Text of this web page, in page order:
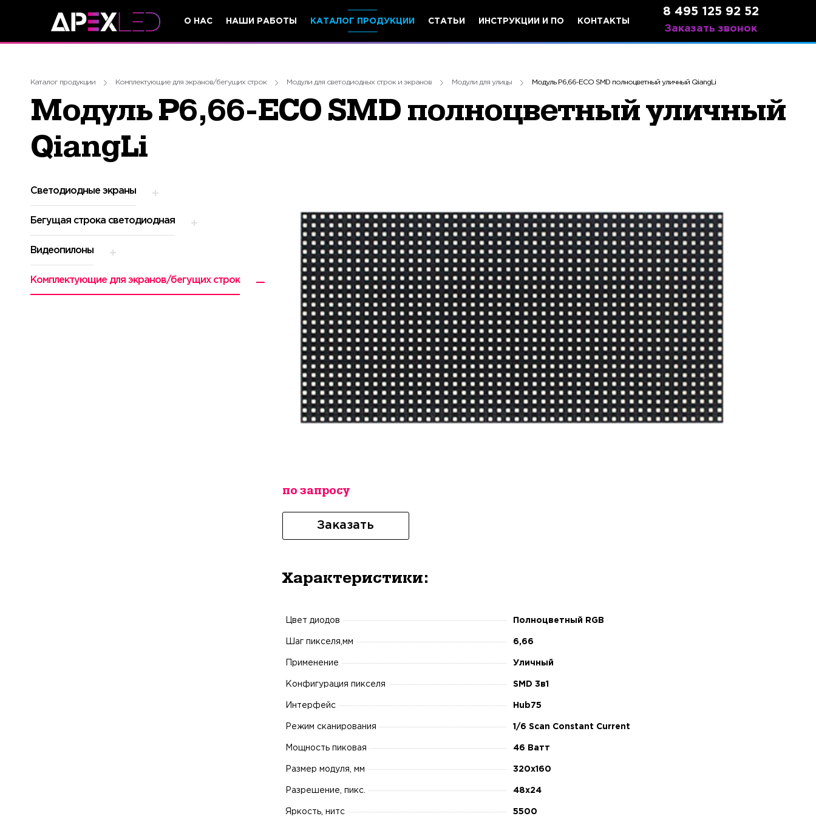
О НАС НАШИ РАБОТЫ КАТАЛОГ ПРОДУКЦИИ СТАТЬИ ИНСТРУКЦИИ И ПО КОНТАКТЫ
8 495 125 92 52
Заказать звонок
Каталог продукции Комплектующие для экранов/бегущих строк Модули для светодиодных строк и экранов Модули для улицы Модуль P6,66-ECO SMD полноцветный уличный QiangLi
Модуль P6,66-ECO SMD полноцветный уличный
QiangLi
Светодиодные экраны
Бегущая строка светодиодная
Видеопилоны
Комплектующие для экранов/бегущих строк
по запросу
Заказать
Характеристики:
Цвет диодов Полноцветный RGB
Шаг пикселя,мм 6,66
Применение Уличный
Конфигурация пикселя SMD 3в1
Интерфейс Hub75
Режим сканирования 1/6 Scan Constant Current
Мощность пиковая 46 Ватт
Размер модуля, мм 320х160
Разрешение, пикс. 48х24
Яркость, нитс 5500